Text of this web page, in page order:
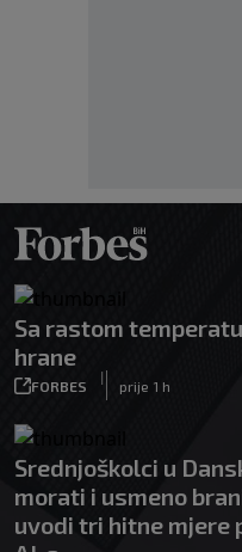
Sa rastom
hrane
FORBES
|
prije 1 h
Srednjoškolci u
morati i usmeno
uvodi tri hitne mjere